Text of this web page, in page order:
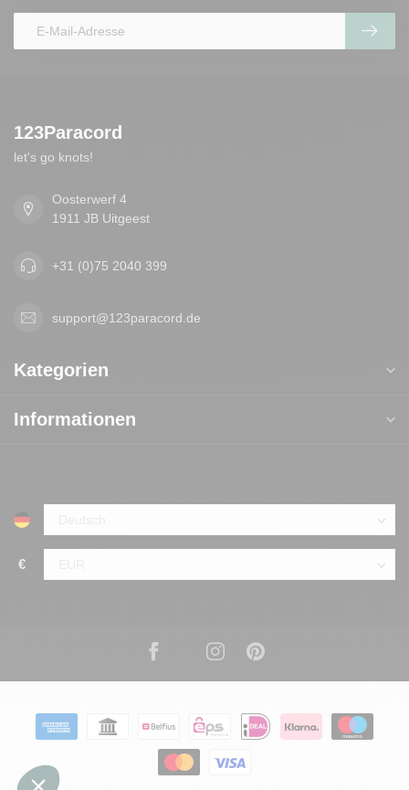
123Paracord
let's go knots!
Oosterwerf 4
1911 JB Uitgeest
+31 (0)75 2040 399
support@123paracord.de
Kategorien
Informationen
€